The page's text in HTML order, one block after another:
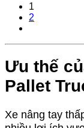
1
2
Ưu thế
Pallet
Xe nâng tay